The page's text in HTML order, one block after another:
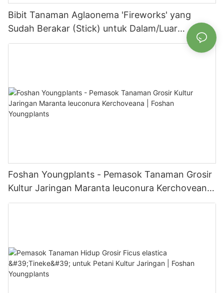
Bibit Tanaman Aglaonema 'Fireworks' yang
Sudah Berakar (Stick) untuk Dalam/Luar
Ruangan (Grosir untuk Petani) | Foshan
Foshan Youngplants - Pemasok Tanaman Grosir
Kultur Jaringan Maranta leuconura Kerchoveana
| Foshan Youngplants